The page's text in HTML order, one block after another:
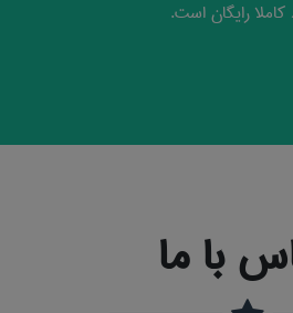
کاملا رایگان است.
با ما